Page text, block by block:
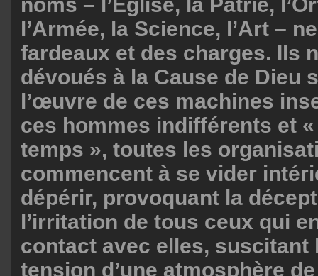
noms – l’Église, la Patrie,
l’Armée, la Science, l’Art –
fardeaux et des charges. Ils
dévoués à la Cause de Dieu
l’œuvre de ces machines
ces hommes indifférents et
temps », toutes les
commencent à se vider
dépérir, provoquant la
l’irritation de tous ceux qui
contact avec elles, suscitant
tension d’une atmosphère